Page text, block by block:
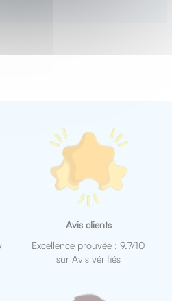
Avis clients
Excellence prouvée : 9.7/10
sur Avis vérifiés